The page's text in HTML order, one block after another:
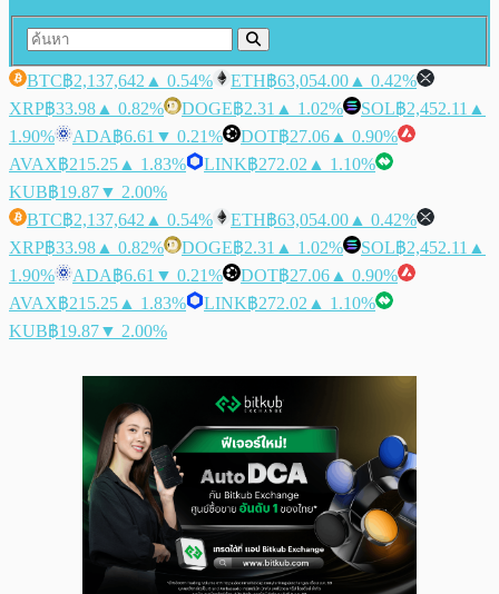
BTC฿2,137,642 ▲ 0.54% ETH฿63,054.00 ▲ 0.42%
XRP฿33.98 ▲ 0.82% DOGE฿2.31 ▲ 1.02% SOL฿2,452.11 ▲
1.90%
ADA฿6.61 ▼ 0.21% DOT฿27.06 ▲ 0.90%
AVAX฿215.25 ▲ 1.83% LINK฿272.02 ▲ 1.10%
KUB฿19.87▼ 2.00%
BTC฿2,137,642 ▲ 0.54% ETH฿63,054.00 ▲ 0.42%
XRP฿33.98 ▲ 0.82% DOGE฿2.31 ▲ 1.02% SOL฿2,452.11 ▲
1.90%
ADA฿6.61 ▼ 0.21% DOT฿27.06 ▲ 0.90%
AVAX฿215.25 ▲ 1.83% LINK฿272.02 ▲ 1.10%
KUB฿19.87▼ 2.00%